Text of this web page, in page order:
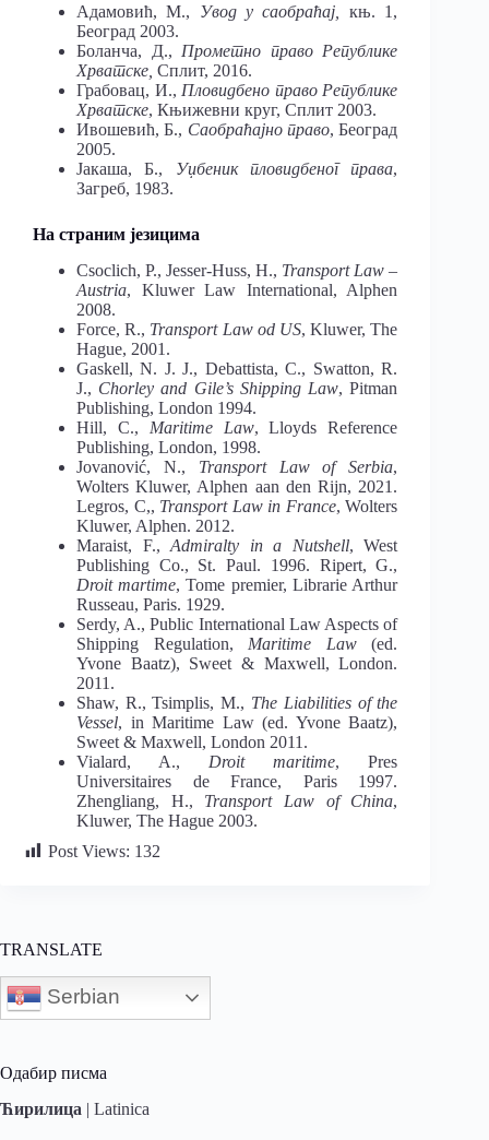
Адамовић, М., Увод у саобраћај, књ. 1,
Београд 2003.
Боланча, Д., Прометно право Републике
Хрватске, Сплит, 2016.
Грабовац, И., Пловидбено право Републике
Хрватске, Књижевни круг, Сплит 2003.
Ивошевић, Б., Саобраћајно право, Београд
2005.
Јакаша, Б., Уџбеник пловидбеног права,
Загреб, 1983.
На страним језицима
Csoclich, P., Jesser-Huss, H., Transport Law–
Austria, Kluwer Law International, Alphen
2008.
Force, R., Transport Law od US, Kluwer, The
Hague, 2001.
Gaskell, N. J. J., Debattista, C., Swatton, R.
J., Chorleyand Gile’s Shipping Law, Pitman
Publishing, London 1994.
Hill, C., Maritime Law, Lloyds Reference
Publishing, London, 1998.
Jovanović, N., Transport Law of Serbia,
Wolters Kluwer, Alphen aan den Rijn, 2021.
Legros, C,, Transport Law in France, Wolters
Kluwer, Alphen. 2012.
Maraist, F.,Admiralty ina Nutshell, West
Publishing Co., St. Paul. 1996. Ripert, G.,
Droit martime, Tome premier, Librarie Arthur
Russeau, Paris. 1929.
Serdy, A., Public International Law Aspects of
Shipping Regulation, Maritime Law(ed.
Yvone Baatz), Sweet & Maxwell, London.
2011.
Shaw, R., Tsimplis, M., The Liabilities of the
Vessel, in Maritime Law (ed. Yvone Baatz),
Sweet & Maxwell, London 2011.
Vialard, A., Droit maritime, Pres
Universitaires de France, Paris 1997.
Zhengliang, H., Transport Law of China,
Kluwer, The Hague 2003.
Post Views: 132
TRANSLATE
Serbian
Одабир писма
Ћирилица | Latinica